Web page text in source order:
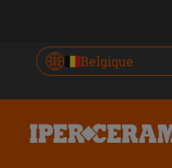
Belgique